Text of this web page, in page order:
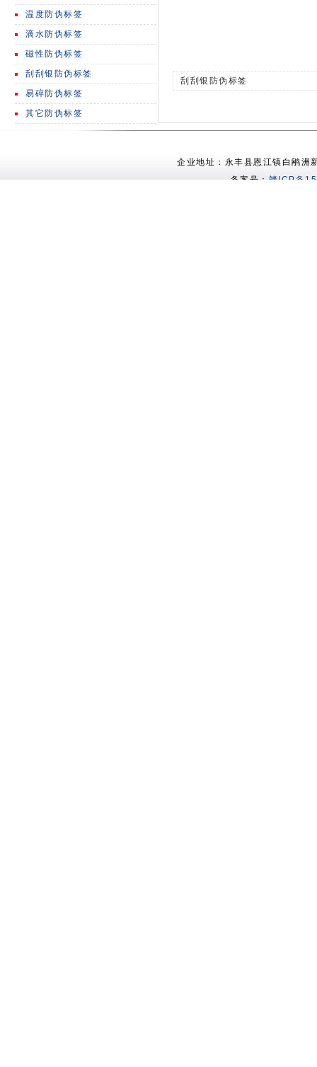
温度防伪标签
滴水防伪标签
磁性防伪标签
刮刮银防伪标签
易碎防伪标签
其它防伪标签
刮刮银防伪标签
企业地址：永丰县恩江镇白鹇
备案号： 赣ICP备